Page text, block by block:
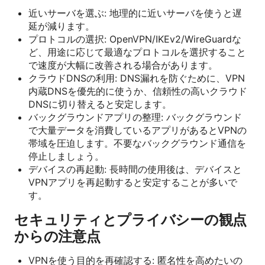
近いサーバを選ぶ: 地理的に近いサーバを使うと遅
延が減ります。
プロトコルの選択: OpenVPN/IKEv2/WireGuardな
ど、用途に応じて最適なプロトコルを選択すること
で速度が大幅に改善される場合があります。
クラウドDNSの利用: DNS漏れを防ぐために、VPN
内蔵DNSを優先的に使うか、信頼性の高いクラウド
DNSに切り替えると安定します。
バックグラウンドアプリの整理: バックグラウンド
で大量データを消費しているアプリがあるとVPNの
帯域を圧迫します。不要なバックグラウンド通信を
停止しましょう。
デバイスの再起動: 長時間の使用後は、デバイスと
VPNアプリを再起動すると安定することが多いで
す。
セキュリティとプライバシーの観点
からの注意点
VPNを使う目的を再確認する: 匿名性を高めたいの